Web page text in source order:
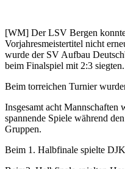
[WM] Der LSV Bergen
Vorjahresmeistertitel nicht
wurde der SV Aufbau
beim Finalspiel mit 2:3 siegten.
Beim torreichen Turnier
Insgesamt acht Mannschaften
spannende Spiele während
Gruppen.
Beim 1. Halbfinale spielte